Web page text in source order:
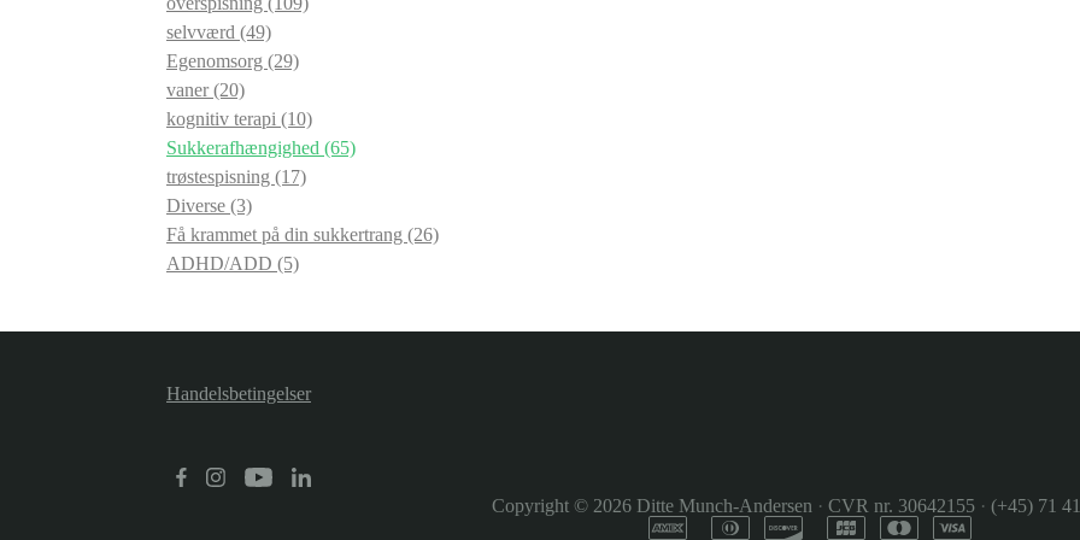
selvværd (49)
Egenomsorg (29)
vaner(20)
kognitiv terapi (10)
Sukkerafhængighed (65)
trøstespisning (17)
Diverse (3)
Få krammet på din sukkertrang (26)
ADHD/ADD (5)
Handelsbetingelser
Copyright © 2026 Ditte Munch-Andersen · CVR nr. 30642155 · (+45) 71